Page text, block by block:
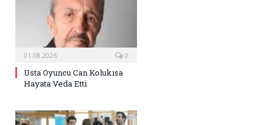
01.08.2026 0
Usta Oyuncu Can Kolukısa
Hayata Veda Etti